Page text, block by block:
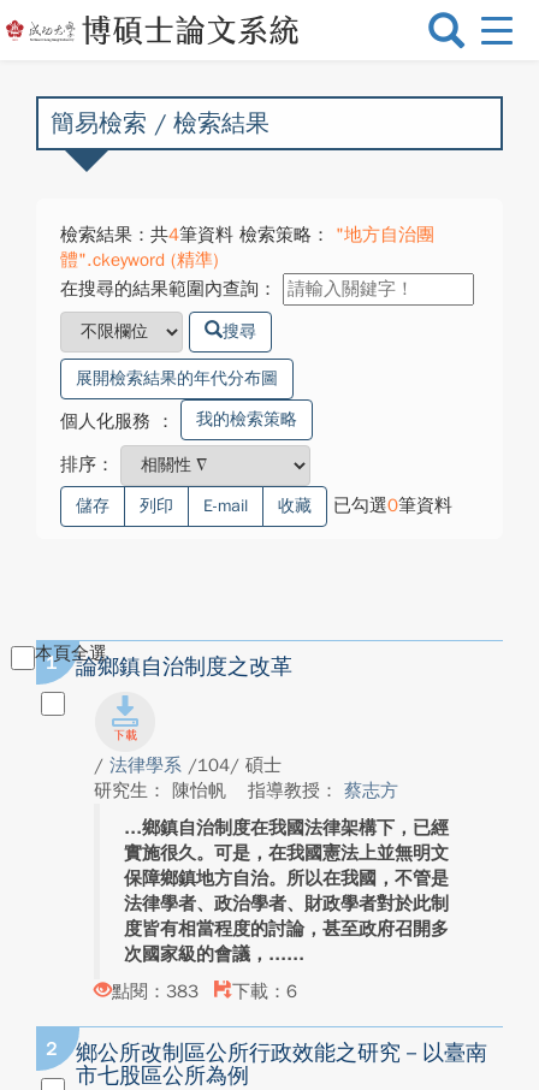
選
換
簡易檢索 / 檢索結果
檢索結果：共4筆資料 檢索策略：
"地方自治團
體".ckeyword (精準)
在搜尋的結果範圍內查詢：
搜尋
展開檢索結果的年代分布圖
個人化服務 ： 我的檢索策略
排序：
儲存 列印 E-mail 收藏 已勾選0筆資料
本頁全選
1 論鄉鎮自治制度之改革
/ 法律學系 /104/ 碩士
研究生： 陳怡帆
指導教授： 蔡志方
鄉鎮自治制度在我國法律架構下，已經
實施很久。可是，在我國憲法上並無明文
保障鄉鎮地方自治。所以在我國，不管是
法律學者、政治學者、財政學者對於此制
度皆有相當程度的討論，甚至政府召開多
次國家級的會議，...
點閱：383
下載：6
2
鄉公所改制區公所行政效能之研究－以臺南
市七股區公所為例